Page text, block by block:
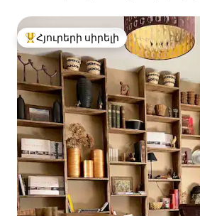
Հյուրերի սիրելի լավագույն տները
Հյուրերի սիրելի